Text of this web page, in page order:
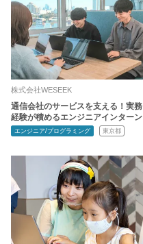
株式会社WESEEK
通信会社のサービスを支える！実務
経験が積めるエンジニアインターン
エンジニア/プログラミング 東京都